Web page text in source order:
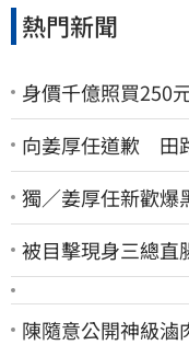
熱門新聞
身價千億照買250
向姜厚任道歉 田
獨／姜厚任新歡
被目擊現身三總
陳隨意公開神級